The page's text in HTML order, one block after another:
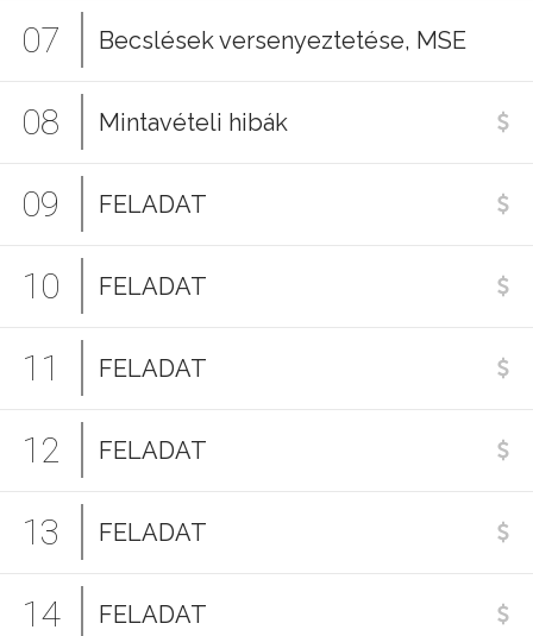
07 Becslések versenyeztetése, MSE
08 Mintavételi hibák
09 FELADAT
10 FELADAT
11 FELADAT
12 FELADAT
13 FELADAT
14 FELADAT